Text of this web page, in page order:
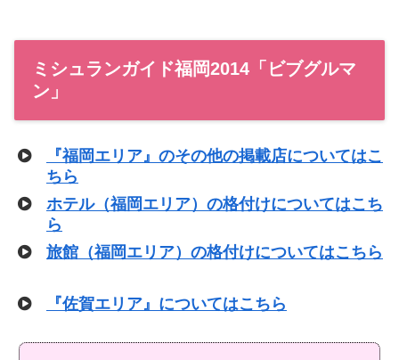
ミシュランガイド福岡2014「ビブグルマ
ン」
『福岡エリア』のその他の掲載店についてはこ
ちら
ホテル（福岡エリア）の格付けについてはこち
ら
旅館（福岡エリア）の格付けについてはこちら
『佐賀エリア』についてはこちら